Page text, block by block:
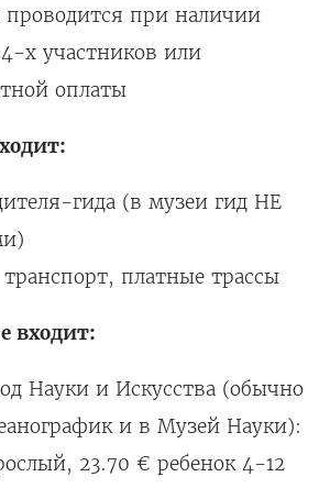
проводится при наличии
х участников или
оплаты
гида (в музеи гид НЕ
платные трассы
входит:
Науки и Искусства (обычно
и в Музей Науки):
23.70 € ребенок 4-12